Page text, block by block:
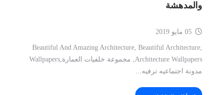
والمدهشة
Beautiful And Amazing Architecture, Beautiful Architecture,
Architecture Wallpapers, مجموعة خلفيات العمارة,Wallpapers
مدونة اجتماعيه ترفيه...